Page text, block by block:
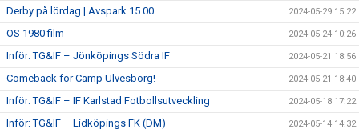
Derby på lördag | Avspark 15.00 2024-05-29 15:22
OS 1980 film 2024-05-24 10:26
Inför: TG&IF – Jönköpings Södra IF 2024-05-21 18:56
Comeback för Camp Ulvesborg! 2024-05-21 18:40
Inför: TG&IF – IF Karlstad Fotbollsutveckling 2024-05-18 17:22
Inför: TG&IF – Lidköpings FK (DM) 2024-05-14 14:32